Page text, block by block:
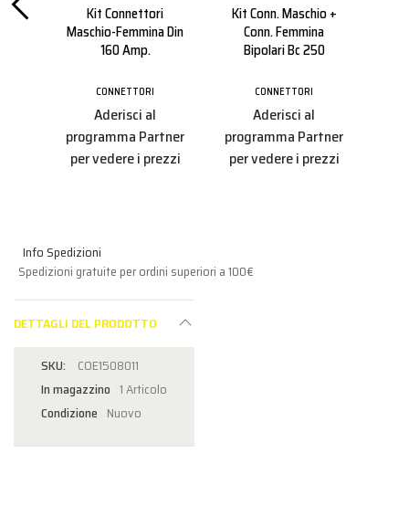
Kit Connettori
Maschio-Femmina Din
160 Amp.
CONNETTORI
Aderisci al
programma Partner
per vedere i prezzi
Kit Conn. Maschio +
Conn. Femmina
Bipolari Bc 250
CONNETTORI
Aderisci al
programma Partner
per vedere i prezzi
Info Spedizioni
Spedizioni gratuite per ordini superiori a 100€
DETTAGLI DEL PRODOTTO
COE1508011
In magazzino 1 Articolo
Condizione Nuovo